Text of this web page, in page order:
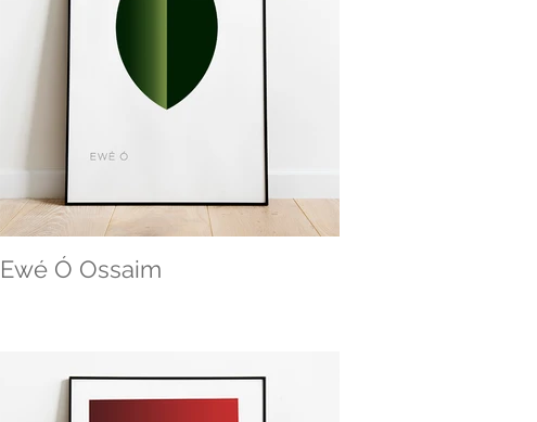
Ewé Ó Ossaim